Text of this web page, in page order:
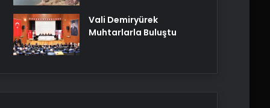
Vali Demiryürek
Muhtarlarla Buluştu